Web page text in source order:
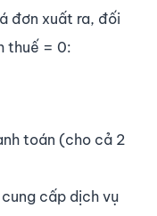
đơn xuất ra, đối
thuế = 0:
toán (cho cả 2
cung cấp dịch vụ